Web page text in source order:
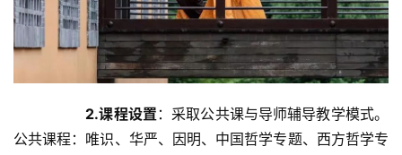
2.课程设置 ：采取公共课与导师辅导教学模式。
公共课程：唯识、华严、因明、中国哲学专题、西方哲学专